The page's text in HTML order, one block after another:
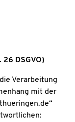
DSGVO)
Verarbeitung
mit der